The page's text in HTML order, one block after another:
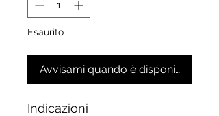
Esaurito
Avvisami quando è disponibile
Indicazioni